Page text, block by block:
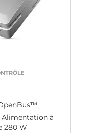
Alimentation à
280 W